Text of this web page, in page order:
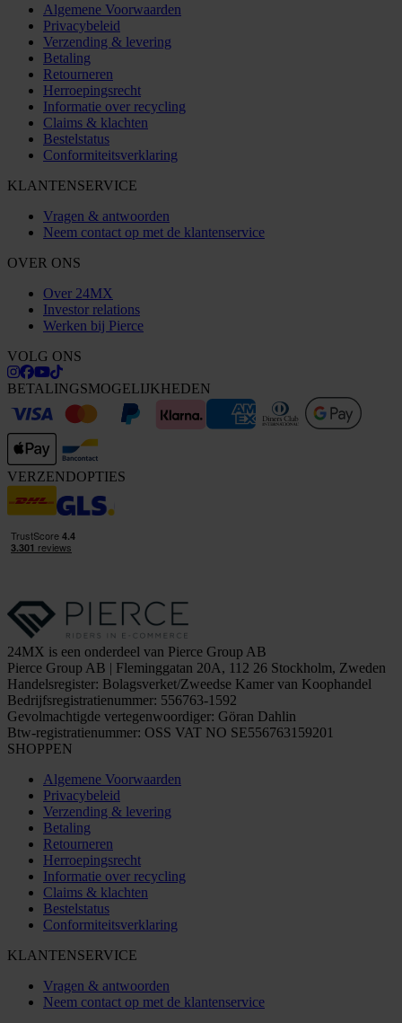
Algemene Voorwaarden
Privacybeleid
Verzending & levering
Betaling
Retourneren
Herroepingsrecht
Informatie over recycling
Claims & klachten
Bestelstatus
Conformiteitsverklaring
KLANTENSERVICE
Vragen & antwoorden
Neem contact op met de klantenservice
OVER ONS
Over 24MX
Investor relations
Werken bij Pierce
VOLG ONS
BETALINGSMOGELIJKHEDEN
VERZENDOPTIES
24MX is een onderdeel van Pierce Group AB
Pierce Group AB | Fleminggatan 20A, 112 26 Stockholm, Zweden
Handelsregister: Bolagsverket/Zweedse Kamer van Koophandel
Bedrijfsregistratienummer: 556763-1592
Gevolmachtigde vertegenwoordiger: Göran Dahlin
Btw-registratienummer: OSS VAT NO SE556763159201
SHOPPEN
Algemene Voorwaarden
Privacybeleid
Verzending & levering
Betaling
Retourneren
Herroepingsrecht
Informatie over recycling
Claims & klachten
Bestelstatus
Conformiteitsverklaring
KLANTENSERVICE
Vragen & antwoorden
Neem contact op met de klantenservice